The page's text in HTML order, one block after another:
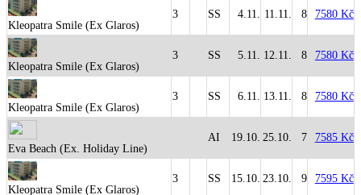
Kleopatra Smile (Ex Glaros)
3 SS 4.11. 11.11. 8 7580 Kč
Kleopatra Smile (Ex Glaros)
3 SS 5.11. 12.11. 8 7580 Kč
Kleopatra Smile (Ex Glaros)
3 SS 6.11. 13.11. 8 7580 Kč
Eva Beach (Ex. Holiday Line)
AI 19.10. 25.10. 7 7585 Kč
Kleopatra Smile (Ex Glaros)
3 SS 15.10. 23.10. 9 7595 Kč